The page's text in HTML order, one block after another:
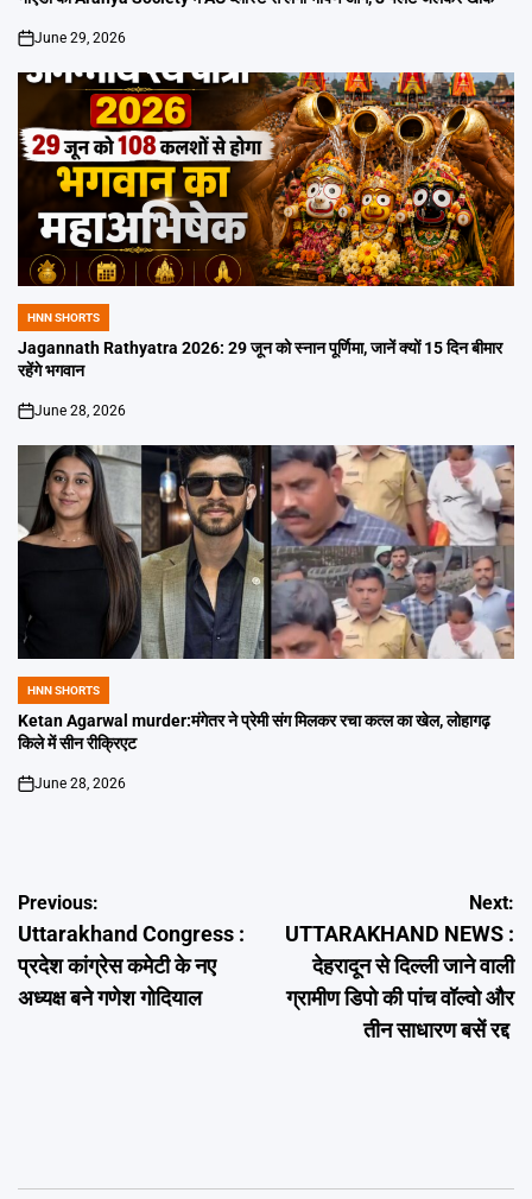
on
June 29, 2026
POSTED
IN
HNN SHORTS
Jagannath Rathyatra 2026: 29 जून को स्नान पूर्णिमा, जानें क्यों 15 दिन बीमार
रहेंगे भगवान
on
June 28, 2026
POSTED
IN
HNN SHORTS
Ketan Agarwal murder:मंगेतर ने प्रेमी संग मिलकर रचा कत्ल का खेल, लोहागढ़
किले में सीन रीक्रिएट
on
June 28, 2026
Post
navigation
Previous:
Uttarakhand Congress :
प्रदेश कांग्रेस कमेटी के नए
अध्यक्ष बने गणेश गोदियाल
Next:
UTTARAKHAND NEWS :
देहरादून से दिल्ली जाने वाली
ग्रामीण डिपो की पांच वॉल्वो और
तीन साधारण बसें रद्द